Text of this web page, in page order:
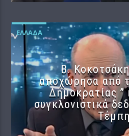
ΕΛΛΆΔΑ
Β.
αποχώρησα από
Δημοκρατίας ”
συγκλονιστικά
Τέμπη